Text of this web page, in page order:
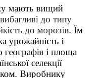
мають вищий
до типу
до морозів. Їм
урожайність і
географія і площа
селекції
Виробнику